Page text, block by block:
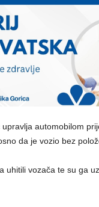
automobilom
da je vozio bez
uhitili vozača te su ga